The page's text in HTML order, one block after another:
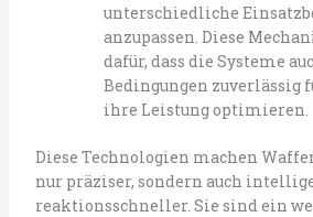
unterschiedliche
anzupassen. Diese
dafür, dass die Systeme
Bedingungen zuverlässig
ihre Leistung optimieren.
Diese Technologien machen
nur präziser, sondern auch
reaktionsschneller. Sie sind ein